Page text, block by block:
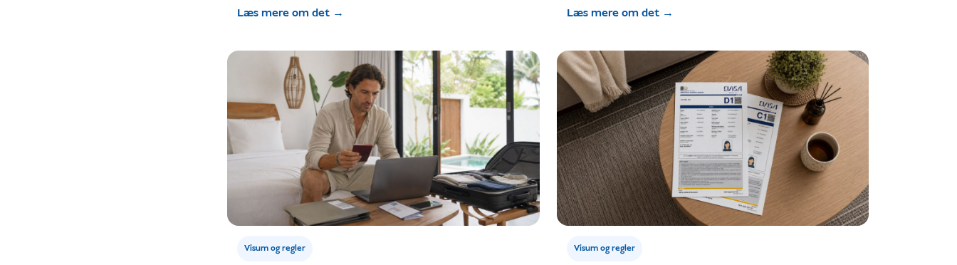
Læs mere om det → Læs mere om det →
Visum og regler Visum og regler